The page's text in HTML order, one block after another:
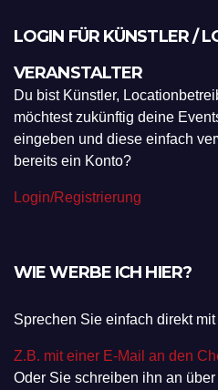
LOGIN FÜR KÜNSTLER /
VERANSTALTER
Du bist Künstler,
möchtest zukünftig deine
eingeben und diese einfach
bereits ein Konto?
Login/Registrierung
WIE WERBE ICH HIER?
Sprechen Sie einfach direkt
Z.B. mit einer E-Mail an den
Oder Sie schreiben ihn an